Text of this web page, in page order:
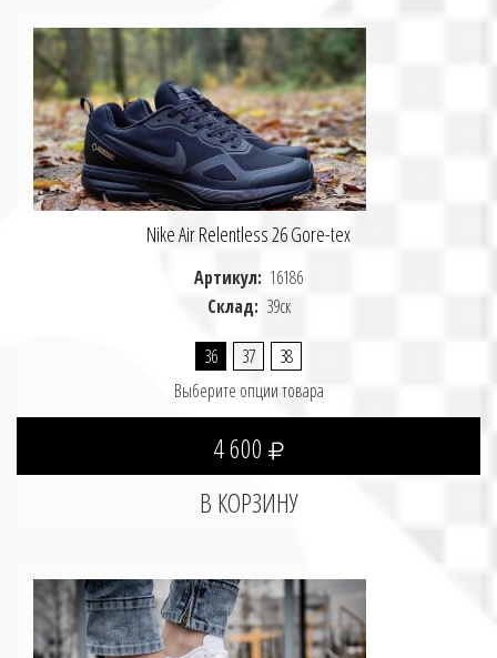
Nike Air Relentless 26 Gore-tex
Артикул: 16186
Склад: 39ск
36 37
38
Выберите опции товара
4 600